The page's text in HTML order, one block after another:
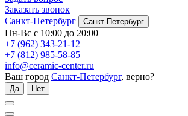
Заказать звонок
Санкт-Петербург
Санкт-Петербург
Пн-Вс с 10:00 до 20:00
+7 (962) 343-21-12
+7 (812) 985-58-85
info@ceramic-center.ru
Ваш город Санкт-Петербург, верно?
Да Нет